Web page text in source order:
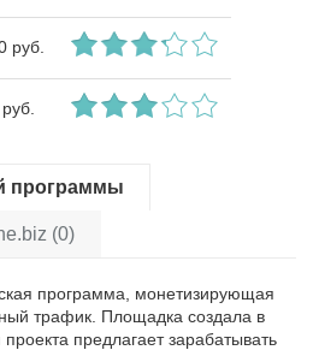
руб.
программы
(0)
программа, монетизирующая
трафик. Площадка создала в
предлагает зарабатывать